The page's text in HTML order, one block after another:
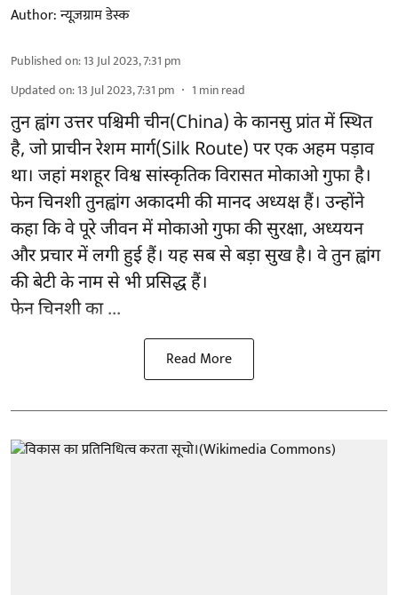
Author:न्यूज़ग्राम डेस्क
Published on:13 Jul 2023, 7:31 pm
Updated on:13 Jul 2023, 7:31 pm 1 min read
तुन ह्वांग उत्तर पश्चिमी चीन(China) के कानसु प्रांत में स्थित
है, जो प्राचीन रेशम मार्ग(Silk Route) पर एक अहम पड़ाव
था। जहां मशहूर विश्व सांस्कृतिक विरासत मोकाओ गुफा है।
फेन चिनशी तुनह्वांग अकादमी की मानद अध्यक्ष हैं। उन्होंने
कहा कि वे पूरे जीवन में मोकाओ गुफा की सुरक्षा, अध्ययन
और प्रचार में लगी हुई हैं। यह सब से बड़ा सुख है। वे तुन ह्वांग
की बेटी के नाम से भी प्रसिद्ध हैं।
फेन चिनशी का ...
Read More